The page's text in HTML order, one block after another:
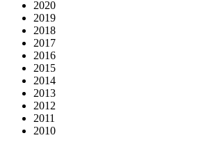
2020
2019
2018
2017
2016
2015
2014
2013
2012
2011
2010